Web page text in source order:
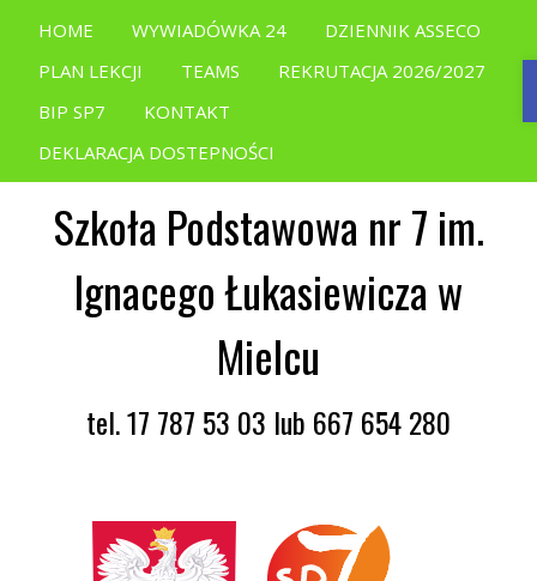
HOME WYWIADÓWKA 24
DZIENNIK ASSECO
PLAN LEKCJI
TEAMS
REKRUTACJA 2026/2027
BIP SP7
KONTAKT
DEKLARACJA DOSTEPNOŚCI
Szkoła Podstawowa nr 7 im.
Ignacego Łukasiewicza w
Mielcu
tel. 17 787 53 03 lub 667 654 280